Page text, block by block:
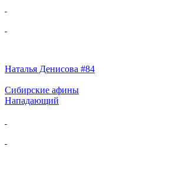
Наталья Денисова #84
Сибирские афины
Нападающий